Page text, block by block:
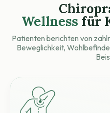
Wellness für
Patienten berichten von
Beweglichkeit,